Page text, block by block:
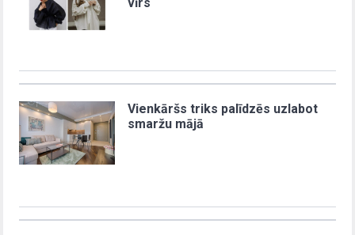
Vienkāršs triks palīdzēs uzlabot
smaržu mājā